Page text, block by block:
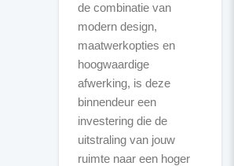
de combinatie van
modern design,
maatwerkopties en
hoogwaardige
afwerking, is deze
binnendeur een
investering die de
uitstraling van jouw
ruimte naar een hoger